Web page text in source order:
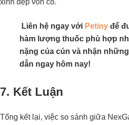
xinh đẹp vốn có.
Liên hệ ngay với Petiny để
hàm lượng thuốc phù hợp
nặng của cún và nhận
dẫn ngay hôm nay!
7. Kết Luận
Tổng kết lại, việc so sánh giữa